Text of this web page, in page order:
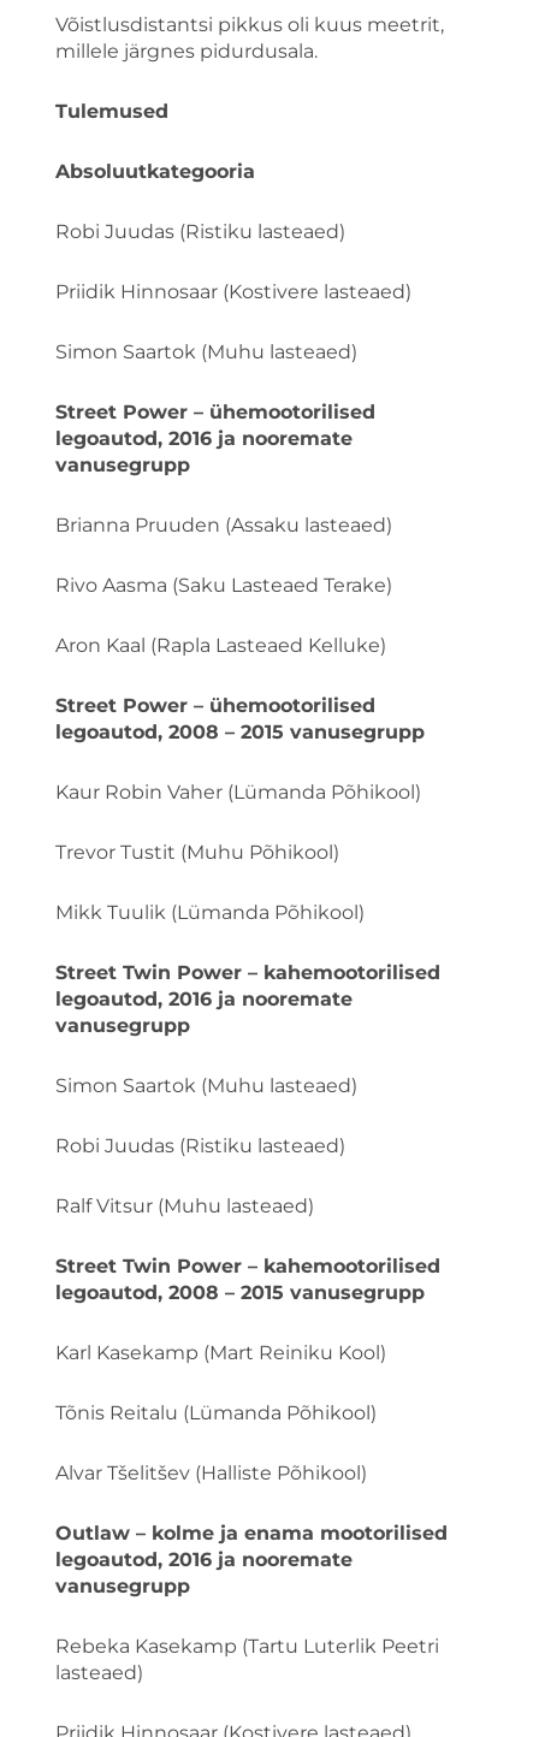
Võistlusdistantsi pikkus oli kuus meetrit,
millele järgnes pidurdusala.
Tulemused
Absoluutkategooria
Robi Juudas (Ristiku lasteaed)
Priidik Hinnosaar (Kostivere lasteaed)
Simon Saartok (Muhu lasteaed)
Street Power – ühemootorilised
legoautod, 2016 ja nooremate
vanusegrupp
Brianna Pruuden (Assaku lasteaed)
Rivo Aasma (Saku Lasteaed Terake)
Aron Kaal (Rapla Lasteaed Kelluke)
Street Power – ühemootorilised
legoautod, 2008 – 2015 vanusegrupp
Kaur Robin Vaher (Lümanda Põhikool)
Trevor Tustit (Muhu Põhikool)
Mikk Tuulik (Lümanda Põhikool)
Street Twin Power – kahemootorilised
legoautod, 2016 ja nooremate
vanusegrupp
Simon Saartok (Muhu lasteaed)
Robi Juudas (Ristiku lasteaed)
Ralf Vitsur (Muhu lasteaed)
Street Twin Power – kahemootorilised
legoautod, 2008 – 2015 vanusegrupp
Karl Kasekamp (Mart Reiniku Kool)
Tõnis Reitalu (Lümanda Põhikool)
Alvar Tšelitšev (Halliste Põhikool)
Outlaw – kolme ja enama mootorilised
legoautod, 2016 ja nooremate
vanusegrupp
Rebeka Kasekamp (Tartu Luterlik Peetri
lasteaed)